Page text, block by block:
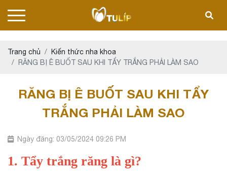
Trang chủ
Kiến thức nha khoa
RĂNG BỊ Ê BUỐT SAU KHI TẨY TRẮNG PHẢI LÀM SAO
RĂNG BỊ Ê BUỐT SAU KHI TẨY
TRẮNG PHẢI LÀM SAO
Ngày đăng: 03/05/2024 09:26 PM
1. Tẩy trắng răng là gì?